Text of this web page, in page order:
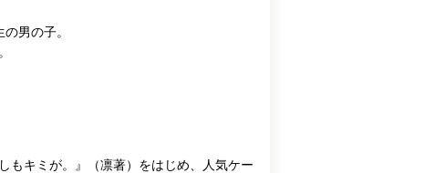
男の子。
もキミが。』（凛著）をはじめ、人気ケー